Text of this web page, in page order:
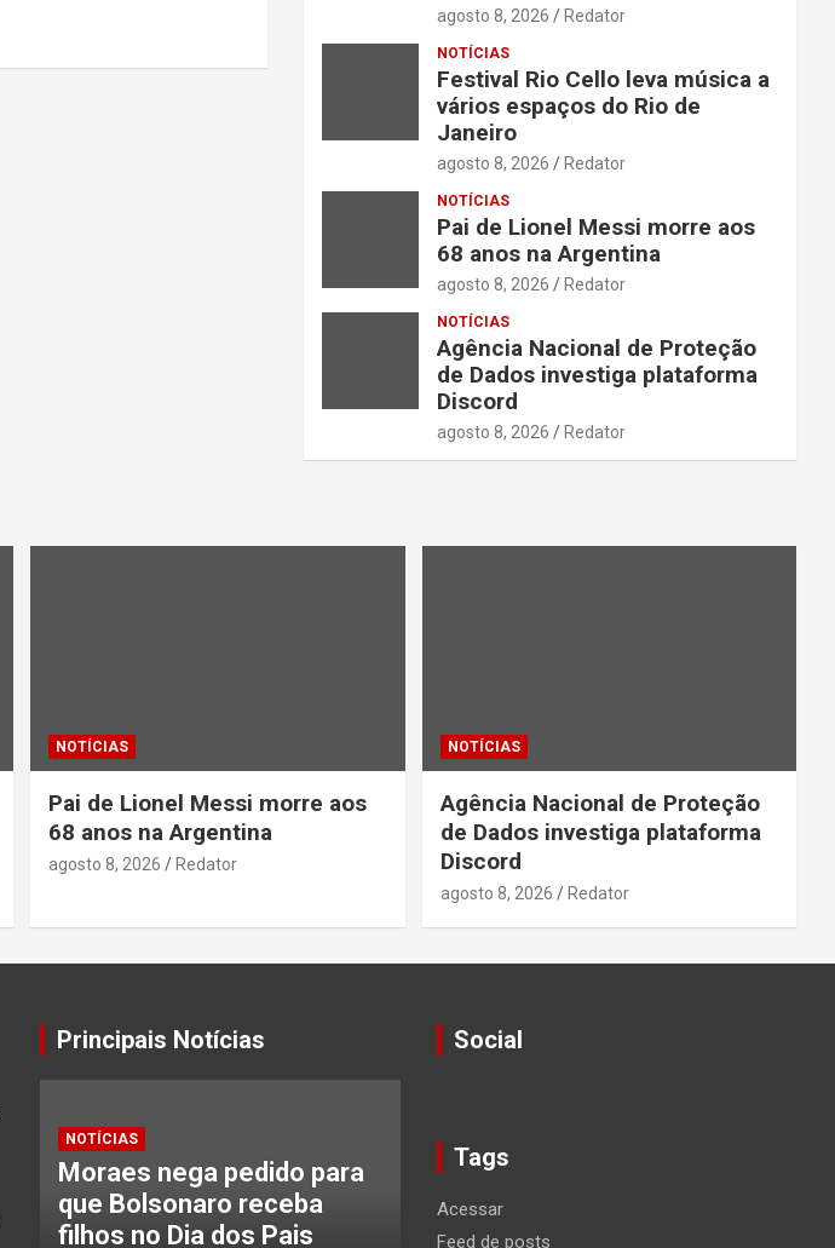
agosto 8, 2026 Redator
NOTÍCIAS
Festival Rio Cello leva música a
vários espaços do Rio de
Janeiro
agosto 8, 2026 Redator
NOTÍCIAS
Pai de Lionel Messi morre aos
68 anos na Argentina
agosto 8, 2026 Redator
NOTÍCIAS
Agência Nacional de Proteção
de Dados investiga plataforma
Discord
agosto 8, 2026 Redator
NOTÍCIAS
Pai de Lionel Messi morre aos
68 anos na Argentina
agosto 8, 2026 Redator
NOTÍCIAS
Agência Nacional de Proteção
de Dados investiga plataforma
Discord
agosto 8, 2026 Redator
Principais Notícias
NOTÍCIAS
Moraes nega pedido para
que Bolsonaro receba
filhos no Dia dos Pais
Social
Tags
Acessar
Feed de posts